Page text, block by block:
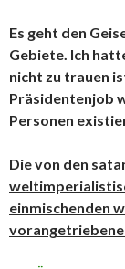
Es geht den
Gebiete. Ich
nicht zu trauen
Präsidentenjob
Personen
Die von den
einmischenden
vorangetriebene